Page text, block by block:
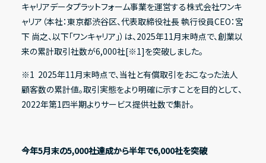
代表メッセージ
コーポレート・ガバナンス
ESG方針
経営成績
お問い合わせ
Address
東京都渋谷区桜丘町20-1 渋谷インフォスタワー16階
キャリアデータプラットフォーム事業を運営する株式会社ワンキ
ャリア（本社：東京都渋谷区、代表取締役社長 執行役員CEO：宮
下 尚之、以下「ワンキャリア」）は、2025年11月末時点で、創業以
来の累計取引社数が6,000社[※1]を突破しました。
※1 2025年11月末時点で、当社と有償取引をおこなった法人
顧客数の累計値。取引実態をより明確に示すことを目的として、
2022年第1四半期よりサービス提供社数で集計。
今年5月末の5,000社達成から半年で6,000社を突破